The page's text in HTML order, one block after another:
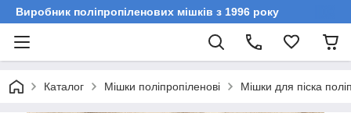
Виробник поліпропіленових мішків з 1996 року
Каталог Мішки поліпропіленові Мішки для піска